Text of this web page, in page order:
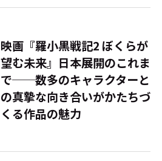
映画『羅小黒戦記2 ぼくらが
望む未来』日本展開のこれま
で──数多のキャラクターと
の真摯な向き合いがかたちづ
くる作品の魅力